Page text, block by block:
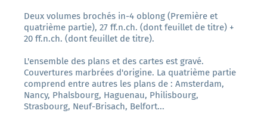
Deux volumes brochés in-4 oblong (Première et
quatrième partie), 27 ff.n.ch. (dont feuillet de titre) +
20 ff.n.ch. (dont feuillet de titre).
L'ensemble des plans et des cartes est gravé.
Couvertures marbrées d'origine. La quatrième partie
comprend entre autres les plans de : Amsterdam,
Nancy, Phalsbourg, Haguenau, Philisbourg,
Strasbourg, Neuf-Brisach, Belfort...